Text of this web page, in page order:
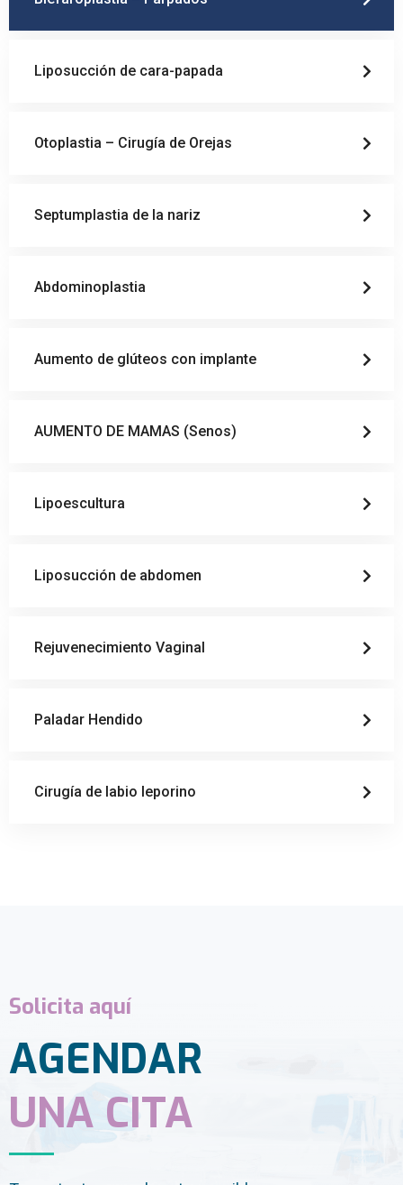
Liposucción de cara-papada
Otoplastia – Cirugía de Orejas
Septumplastia de la nariz
Abdominoplastia
Aumento de glúteos con implante
AUMENTO DE MAMAS (Senos)
Lipoescultura
Liposucción de abdomen
Rejuvenecimiento Vaginal
Paladar Hendido
Cirugía de labio leporino
Solicita aquí
AGENDAR
UNA CITA